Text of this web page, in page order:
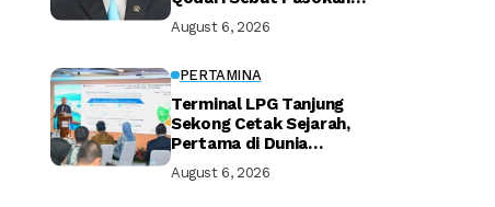
August 6, 2026
PERTAMINA
Terminal LPG Tanjung
Sekong Cetak Sejarah,
Pertama di Dunia
Terminal
August 6, 2026